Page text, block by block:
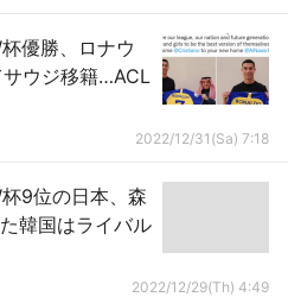
優勝、ロナウ
サウジ移籍…ACL
2022/12/31(Sa) 7:18
9位の日本、森
韓国はライバル
2022/12/29(Th) 4:49